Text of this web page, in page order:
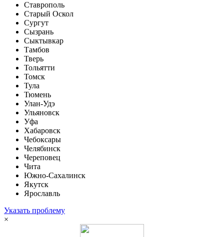
Ставрополь
Старый Оскол
Сургут
Сызрань
Сыктывкар
Тамбов
Тверь
Тольятти
Томск
Тула
Тюмень
Улан-Удэ
Ульяновск
Уфа
Хабаровск
Чебоксары
Челябинск
Череповец
Чита
Южно-Сахалинск
Якутск
Ярославль
Указать проблему
×